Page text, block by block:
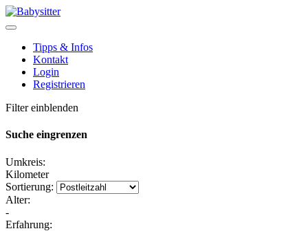
Tipps & Infos
Kontakt
Login
Registrieren
Filter einblenden
Suche eingrenzen
Umkreis:
Kilometer
Sortierung:
Alter:
-
Erfahrung: